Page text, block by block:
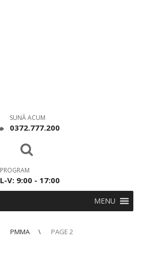
SUNĂ ACUM
0372.777.200
PROGRAM
L-V: 9:00 - 17:00
MENU
PMMA PAGE 2